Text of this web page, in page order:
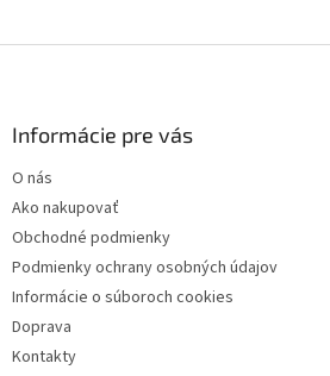
Informácie pre vás
O nás
Ako nakupovať
Obchodné podmienky
Podmienky ochrany osobných údajov
Informácie o súboroch cookies
Doprava
Kontakty